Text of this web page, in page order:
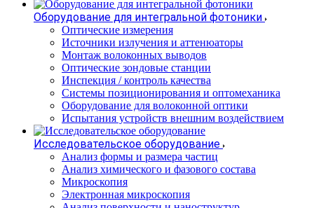
Оборудование для интегральной фотоники
Оптические измерения
Источники излучения и аттенюаторы
Монтаж волоконных выводов
Оптические зондовые станции
Инспекция / контроль качества
Системы позиционирования и оптомеханика
Оборудование для волоконной оптики
Испытания устройств внешним воздействием
Исследовательское оборудование
Анализ формы и размера частиц
Анализ химического и фазового состава
Микроскопия
Электронная микроскопия